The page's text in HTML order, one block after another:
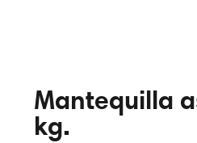
Mantequilla
kg.